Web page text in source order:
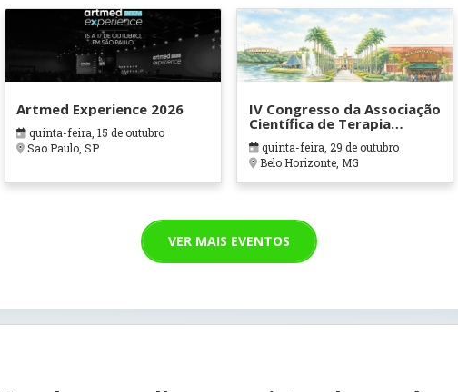
Artmed Experience 2026
quinta-feira, 15 de outubro
Sao Paulo, SP
IV Congresso da Associação
Científica de Terapia
Ocupacional em Contextos
Hospitalares e Cuidados
Paliativos - ATOHOSP
quinta-feira, 29 de outubro
Belo Horizonte, MG
VER MAIS EVENTOS